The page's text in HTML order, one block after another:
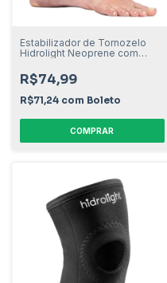
Estabilizador de Tornozelo
Hidrolight Neoprene com
R$74,99
R$71,24 com Boleto
COMPRAR